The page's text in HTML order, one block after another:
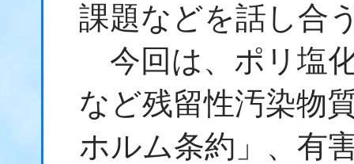
課題などを話し合
今回は、ポリ塩
など残留性汚染物
ホルム条約」、有